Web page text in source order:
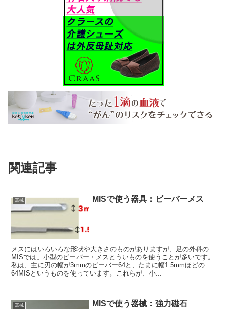
関連記事
器械 MISで使う器具：ビーバーメス
メスにはいろいろな形状や大きさのものがありますが、足の外科の
MISでは、小型のビーバー・メスとういものを使うことが多いです。
私は、主に刃の幅が3mmのビーバー64と、たまに幅1.5mmほどの
64MISというものを使っています。これらが、小...
器械 MISで使う器械：強力磁石